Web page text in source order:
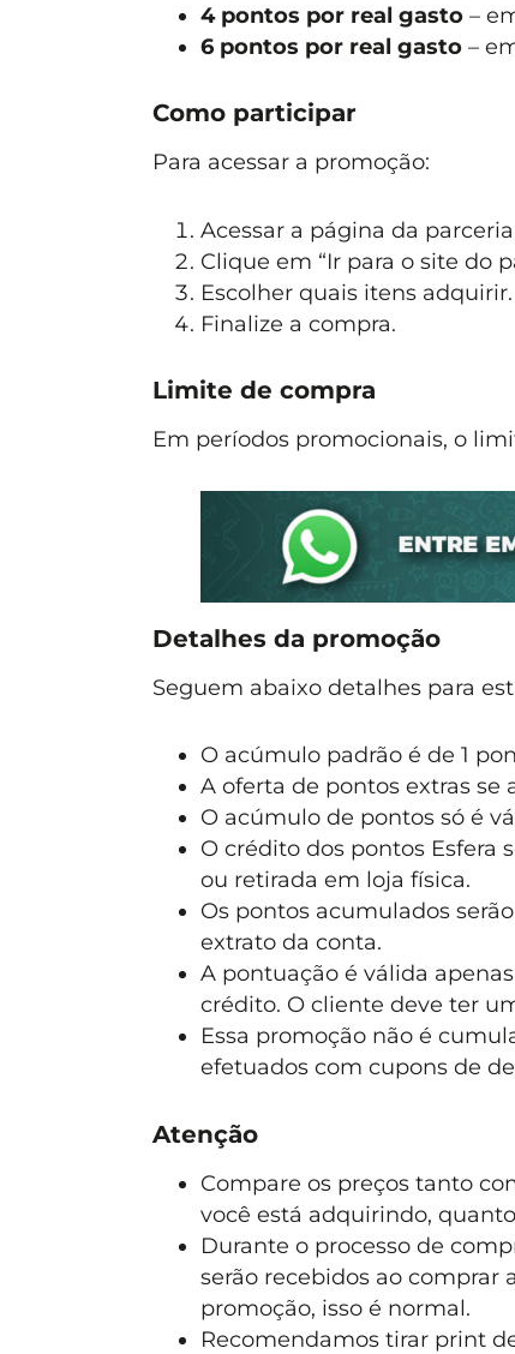
4 pontos por real gasto–
6 pontos por real gasto–
Como participar
Para acessar a promoção:
Acessar a página da parceria
Clique em “Ir para o site do
Escolher quais itens adquirir.
Finalize a compra.
Limite de compra
Em períodos promocionais, o
Detalhes da promoção
Seguem abaixo detalhes para
O acúmulo padrão é de 1
A oferta de pontos extras se
O acúmulo de pontos só é
O crédito dos pontos Esfera
ou retirada em loja física.
Os pontos acumulados
extrato da conta.
A pontuação é válida
crédito. O cliente deve ter
Essa promoção não é
efetuados com cupons de
Atenção
Compare os preços tanto
você está adquirindo,
Durante o processo de
serão recebidos ao
promoção, isso é normal.
Recomendamos tirar print